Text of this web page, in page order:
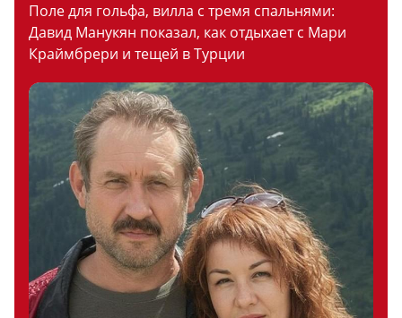
Поле для гольфа, вилла с тремя спальнями:
Давид Манукян показал, как отдыхает с Мари
Краймбрери и тещей в Турции